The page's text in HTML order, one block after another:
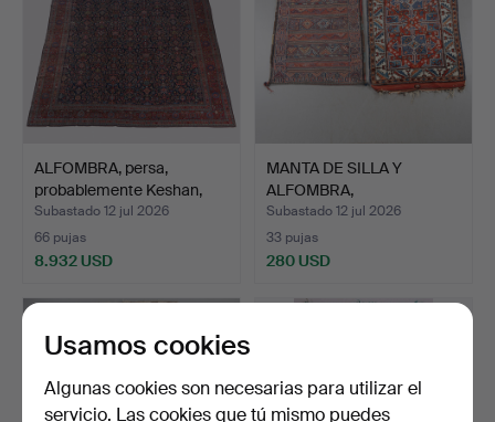
ALFOMBRA, persa,
probablemente Keshan,
apr…
Subastado 12 jul 2026
66 pujas
8.932 USD
MANTA DE SILLA Y
ALFOMBRA,
probablemente p…
Subastado 12 jul 2026
33 pujas
280 USD
Usamos cookies
Algunas cookies son necesarias para utilizar el
servicio. Las cookies que tú mismo puedes